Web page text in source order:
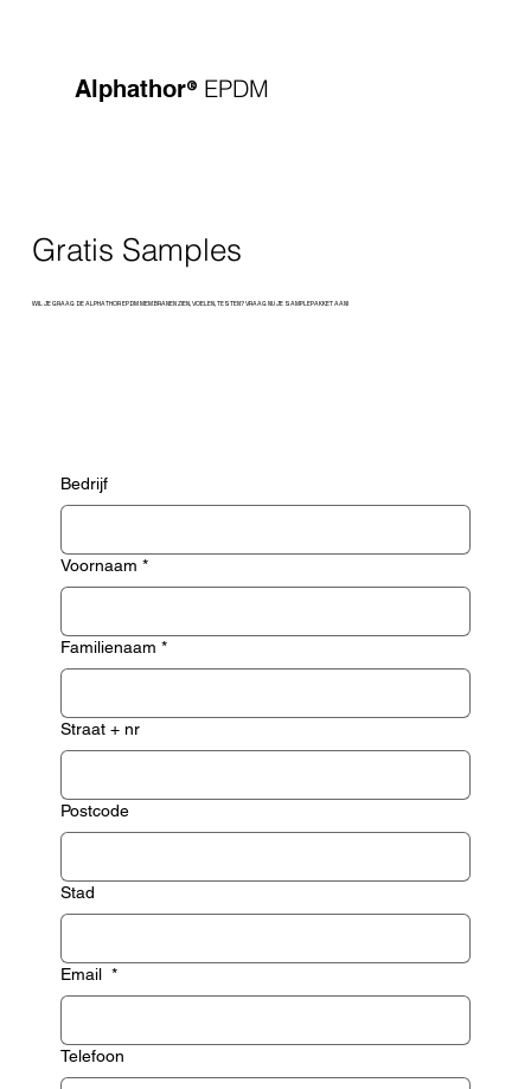
Alphathor® EPDM
Gratis Samples
WIL JE GRAAG DE ALPHATHOR EPDM MEMBRANEN ZIEN, VOELEN, TESTEN? VRAAG NU JE SAMPLEPAKKET AAN!
Bedrijf
Voornaam *
Familienaam *
Straat + nr
Postcode
Stad
Email *
Telefoon